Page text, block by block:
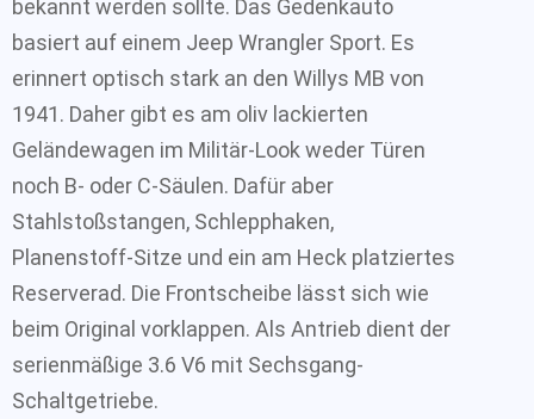
bekannt werden sollte. Das Gedenkauto
basiert auf einem Jeep Wrangler Sport. Es
erinnert optisch stark an den Willys MB von
1941. Daher gibt es am oliv lackierten
Geländewagen im Militär-Look weder Türen
noch B- oder C-Säulen. Dafür aber
Stahlstoßstangen, Schlepphaken,
Planenstoff-Sitze und ein am Heck platziertes
Reserverad. Die Frontscheibe lässt sich wie
beim Original vorklappen. Als Antrieb dient der
serienmäßige 3.6 V6 mit Sechsgang-
Schaltgetriebe.